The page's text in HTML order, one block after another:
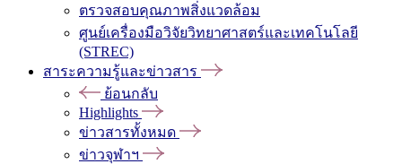
ตรวจสอบคุณภาพสิ่งแวดล้อม
ศูนย์เครื่องมือวิจัยวิทยาศาสตร์และเทคโนโลยี
(STREC)
สาระความรู้และข่าวสาร
ย้อนกลับ
Highlights
ข่าวสารทั้งหมด
ข่าวจุฬาฯ